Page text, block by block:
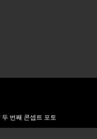
번째 콘셉트 포토